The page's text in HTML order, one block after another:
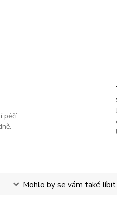
péčí
Mohlo by se vám také líbit